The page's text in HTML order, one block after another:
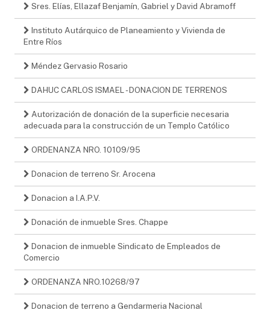
Sres. Elías, Ellazaf Benjamín, Gabriel y David Abramoff
Instituto Autárquico de Planeamiento y Vivienda de
Entre Ríos
Méndez Gervasio Rosario
DAHUC CARLOS ISMAEL - DONACION DE TERRENOS
Autorización de donación de la superficie necesaria
adecuada para la construcción de un Templo Católico
ORDENANZA NRO. 10109/95
Donacion de terreno Sr. Arocena
Donacion a I.A.P.V.
Donación de inmueble Sres. Chappe
Donacion de inmueble Sindicato de Empleados de
Comercio
ORDENANZA NRO.10268/97
Donacion de terreno a Gendarmeria Nacional